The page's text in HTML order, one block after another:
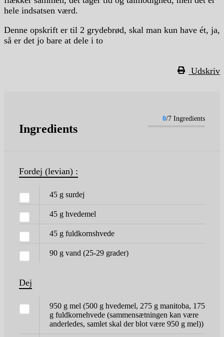
hele indsatsen værd.
Denne opskrift er til 2 grydebrød, skal man kun have ét, ja,
så er det jo bare at dele i to
Udskriv
Ingredients
0/7 Ingredients
Fordej (levian) :
45 g surdej
45 g hvedemel
45 g fuldkornshvede
90 g vand (25-29 grader)
Dej
950 g mel (500 g hvedemel, 275 g manitoba, 175
g fuldkornehvede (sammensætningen kan være
anderledes, samlet skal der blot være 950 g mel))